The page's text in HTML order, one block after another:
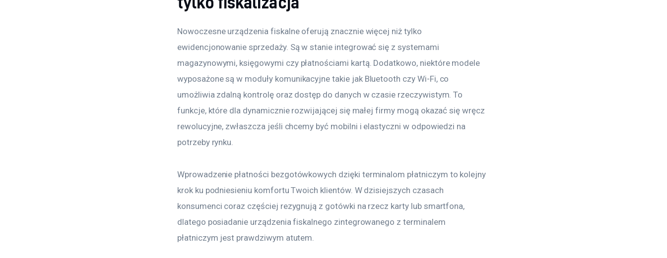
Nowoczesne urządzenia fiskalne oferują znacznie więcej niż tylko
ewidencjonowanie sprzedaży. Są w stanie integrować się z systemami
magazynowymi, księgowymi czy płatnościami kartą. Dodatkowo, niektóre modele
wyposażone są w moduły komunikacyjne takie jak Bluetooth czy Wi-Fi, co
umożliwia zdalną kontrolę oraz dostęp do danych w czasie rzeczywistym. To
funkcje, które dla dynamicznie rozwijającej się małej firmy mogą okazać się wręcz
rewolucyjne, zwłaszcza jeśli chcemy być mobilni i elastyczni w odpowiedzi na
potrzeby rynku.
Wprowadzenie płatności bezgotówkowych dzięki terminalom płatniczym to kolejny
krok ku podniesieniu komfortu Twoich klientów. W dzisiejszych czasach
konsumenci coraz częściej rezygnują z gotówki na rzecz karty lub smartfona,
dlatego posiadanie urządzenia fiskalnego zintegrowanego z terminalem
płatniczym jest prawdziwym atutem.